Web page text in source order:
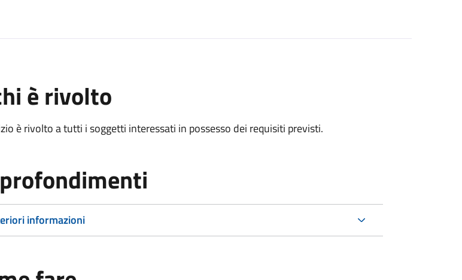
è rivolto
è rivolto a tutti i soggetti interessati in possesso dei requisiti previsti.
informazioni